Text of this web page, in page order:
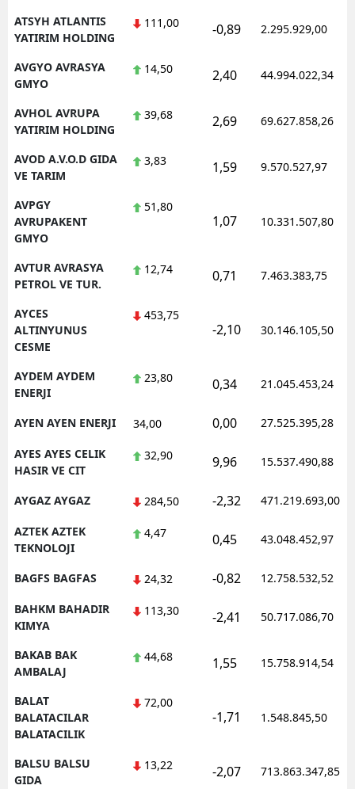
ATSYH ATLANTIS
YATIRIM HOLDING
111,00 -0,89 2.295.929,00
AVGYO AVRASYA
GMYO
14,50 2,40 44.994.022,34
AVHOL AVRUPA
YATIRIM HOLDING
39,68 2,69 69.627.858,26
AVOD A.V.O.D GIDA
VE TARIM
3,83 1,59 9.570.527,97
AVPGY
AVRUPAKENT
GMYO
51,80
1,07 10.331.507,80
AVTUR AVRASYA
PETROL VE TUR.
12,74 0,71 7.463.383,75
AYCES
ALTINYUNUS
CESME
453,75
-2,10 30.146.105,50
AYDEM AYDEM
ENERJI
23,80 0,34 21.045.453,24
AYEN AYEN ENERJI 34,00 0,00 27.525.395,28
AYES AYES CELIK
HASIR VE CIT
32,90 9,96 15.537.490,88
AYGAZ AYGAZ 284,50 -2,32 471.219.693,00
AZTEK AZTEK
TEKNOLOJI
4,47 0,45 43.048.452,97
BAGFS BAGFAS 24,32 -0,82 12.758.532,52
BAHKM BAHADIR
KIMYA
113,30 -2,41 50.717.086,70
BAKAB BAK
AMBALAJ
44,68 1,55 15.758.914,54
BALAT
BALATACILAR
BALATACILIK
72,00
-1,71 1.548.845,50
BALSU BALSU
GIDA
13,22 -2,07 713.863.347,85